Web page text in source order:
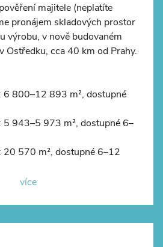
majitele (neplatíte
pronájem skladových prostor
výrobu, v nově budovaném
Ostředku, cca 40 km od Prahy.
6 800–12 893 m², dostupné
5 943–5 973 m², dostupné 6–
20 570 m², dostupné 6–12
nosností 5 t/m2
m
m
více